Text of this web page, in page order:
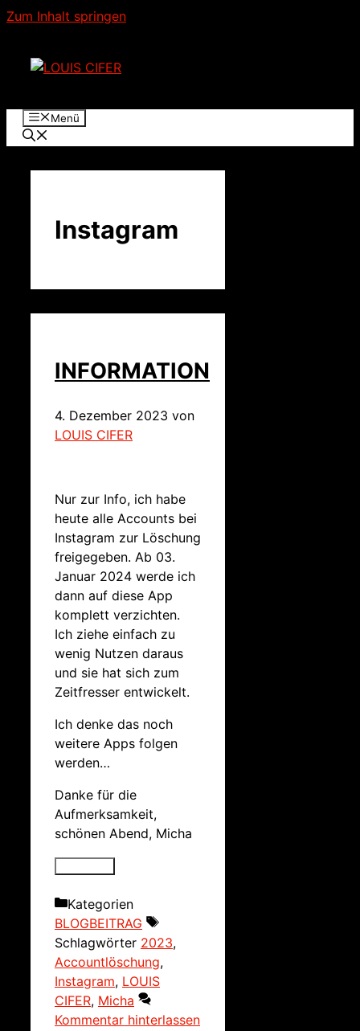
Zum Inhalt springen
Menü
Instagram
INFORMATION
4. Dezember 2023 von
LOUIS CIFER
Nur zur Info, ich habe
heute alle Accounts bei
Instagram zur Löschung
freigegeben. Ab 03.
Januar 2024 werde ich
dann auf diese App
komplett verzichten.
Ich ziehe einfach zu
wenig Nutzen daraus
und sie hat sich zum
Zeitfresser entwickelt.
Ich denke das noch
weitere Apps folgen
werden…
Danke für die
Aufmerksamkeit,
schönen Abend, Micha
Kategorien
BLOGBEITRAG
Schlagwörter 2023,
Accountlöschung,
Instagram, LOUIS
CIFER, Micha
Kommentar hinterlassen